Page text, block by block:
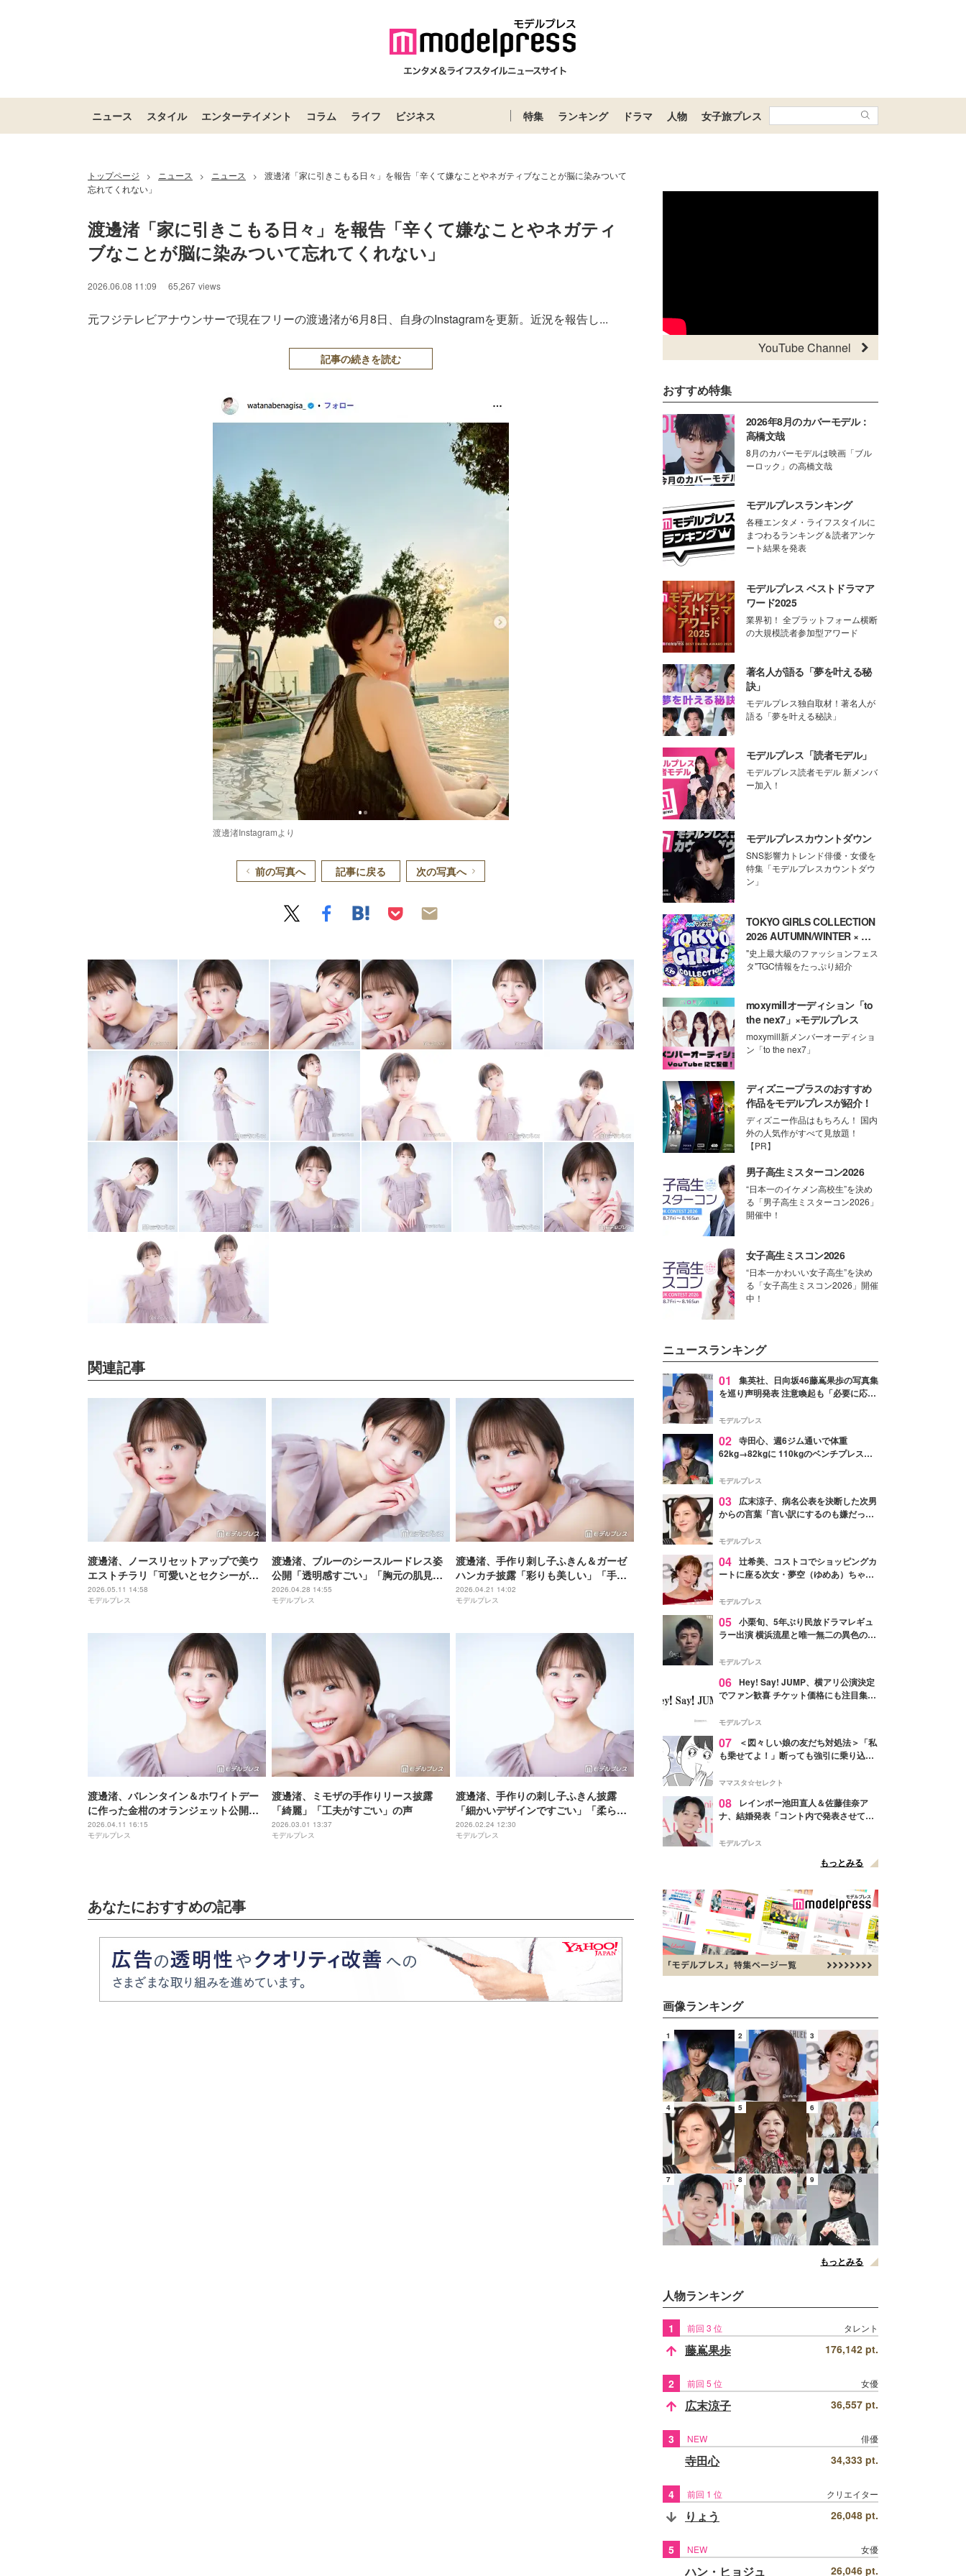
ニュース スタイル エンターテイメント コラム ライフ ビジネス 特集 ランキング ドラマ 人物 女子旅プレス
トップページ > ニュース > ニュース >
渡邊渚「家に引きこもる日々」を報告「辛くて嫌なことやネガティブなことが脳に染みついて
忘れてくれない」
渡邊渚「家に引きこもる日々」を報告「辛くて嫌なことやネガティ
ブなことが脳に染みついて忘れてくれない」
2026.06.08 11:09 65,267 views
元フジテレビアナウンサーで現在フリーの渡邊渚が6月8日、自身のInstagramを更新。近況を報告し...
記事の続きを読む
渡邊渚Instagramより
前の写真へ 記事に戻る 次の写真へ
関連記事
渡邊渚、ノースリセットアップで美ウ
エストチラリ「可愛いとセクシーが同
居」「赤が似合う」と反響
2026.05.11 14:58
モデルプレス
渡邊渚、ブルーのシースルードレス姿
公開「透明感すごい」「胸元の肌見せ
がセクシー」の声
2026.04.28 14:55
モデルプレス
渡邊渚、手作り刺し子ふきん＆ガーゼ
ハンカチ披露「彩りも美しい」「手先
が器用すぎる」と反響
2026.04.21 14:02
モデルプレス
渡邊渚、バレンタイン＆ホワイトデー
に作った金柑のオランジェット公開
「美しい」「売り物レベル」と反響
2026.04.11 16:15
モデルプレス
渡邊渚、ミモザの手作りリース披露
「綺麗」「工夫がすごい」の声
2026.03.01 13:37
モデルプレス
渡邊渚、手作りの刺し子ふきん披露
「細かいデザインですごい」「柔らか
い色味が素敵」と絶賛の声
2026.02.24 12:30
モデルプレス
あなたにおすすめの記事
YouTube Channel
おすすめ特集
2026年8月のカバーモデル：
高橋文哉
8月のカバーモデルは映画「ブル
ーロック」の高橋文哉
モデルプレスランキング
各種エンタメ・ライフスタイルに
まつわるランキング＆読者アンケ
ート結果を発表
モデルプレス ベストドラマア
ワード2025
業界初！ 全プラットフォーム横断
の大規模読者参加型アワード
著名人が語る「夢を叶える秘
訣」
モデルプレス独自取材！著名人が
語る「夢を叶える秘訣」
モデルプレス「読者モデル」
モデルプレス読者モデル 新メンバ
ー加入！
モデルプレスカウントダウン
SNS影響力トレンド俳優・女優を
特集「モデルプレスカウントダウ
ン」
TOKYO GIRLS COLLECTION
2026 AUTUMN/WINTER × モ
デルプレス
"史上最大級のファッションフェス
タ"TGC情報をたっぷり紹介
moxymillオーディション「to
the nex7」×モデルプレス
moxymill新メンバーオーディショ
ン「to the nex7」
ディズニープラスのおすすめ
作品をモデルプレスが紹介！
ディズニー作品はもちろん！ 国内
外の人気作がすべて見放題！
【PR】
男子高生ミスターコン2026
“日本一のイケメン高校生”を決め
る「男子高生ミスターコン2026」
開催中！
女子高生ミスコン2026
“日本一かわいい女子高生”を決め
る「女子高生ミスコン2026」開催
中！
ニュースランキング
01
集英社、日向坂46藤嶌果歩の写真集
を巡り声明発表 注意喚起も「必要に応じ
モデルプレス
02 寺田心、週6ジム通いで体重
62kg→82kgに 110kgのベンチプレス持
「かっこいい」と反響
モデルプレス
03
広末涼子、病名公表を決断した次男
からの言葉「言い訳にするのも嫌だっ
モデルプレス
04 辻希美、コストコでショッピングカ
ートに座る次女・夢空（ゆめあ）ちゃん
ぎ」「成長を感じる」の声
モデルプレス
05 小栗旬、5年ぶり民放ドラマレギュ
ラー出演 横浜流星と唯一無二の異色のバ
モデルプレス
06 Hey! Say! JUMP、横アリ公演決定
でファン歓喜 チケット価格にも注目集ま
モデルプレス
07
＜図々しい娘の友だち対処法＞「私
も乗せてよ！」断っても強引に乗り込ん
ママスタ☆セレクト
08
レインボー池田直人＆佐藤佳奈ア
ナ、結婚発表「コント内で発表させてい
点変更のため
モデルプレス
もっとみる
画像ランキング
1 2 3
4 5 6
7 8 9
もっとみる
人物ランキング
1 前回 3 位 タレント
藤嶌果歩 176,142 pt.
2 前回 5 位 女優
広末涼子 36,557 pt.
3 NEW 俳優
寺田心 34,333 pt.
4 前回 1 位 クリエイター
りょう 26,048 pt.
5 NEW 女優
ハン・ヒョジュ 26,046 pt.